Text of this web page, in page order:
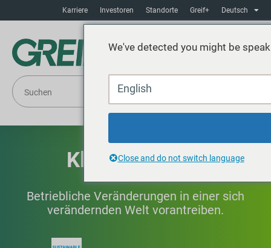
Karriere Investoren Standorte Greif+ Deutsch
Klimastrategie
Betriebliche Veränderungen in einer sich
verändernden Welt vorantreiben.
We've detected you might be
English
Close and do not switch language